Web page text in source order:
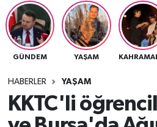
GÜNDEM YAŞAM
HABERLER YAŞAM
KKTC'li
Eğitim
Ekonomi
Güncel
Gündem
Namaz Vakitleri
Trafik Durumu
Süper Lig Puan Durumu
Tüm Manşetler